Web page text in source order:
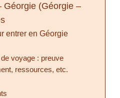
Géorgie (Géorgie –
entrer en Géorgie
voyage : preuve
ressources, etc.